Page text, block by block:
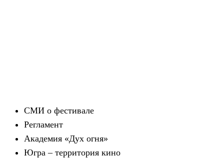
СМИ о фестивале
Регламент
Академия «Дух огня»
Югра – территория кино